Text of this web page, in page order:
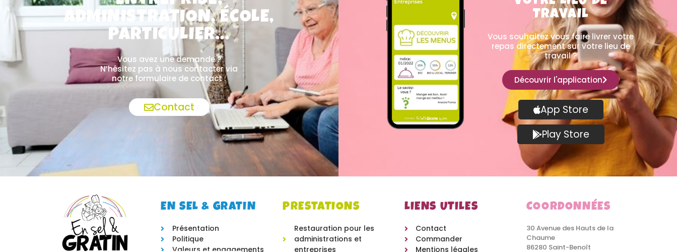
ADMINISTRATION, ÉCOLE,
PARTICULIER...
Vous avez une demande ?
N’hésitez pas à nous contacter via
notre formulaire de contact :
Contact
TRAVAIL
Vous souhaitez vous faire livrer votre
repas directement sur votre lieu de
travail ?
Découvrir l'application
App Store
Play Store
EN SEL & GRATIN
Présentation
Politique
Valeurs et engagements
PRESTATIONS
Restauration pour les
administrations et
entreprises
LIENS UTILES
Contact
Commander
Mentions légales
COORDONNÉES
30 Avenue des Hauts de la
Chaume
86280 Saint-Benoît